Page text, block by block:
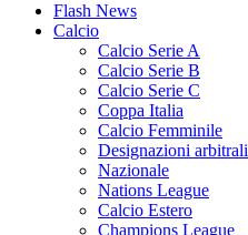
Flash News
Calcio
Calcio Serie A
Calcio Serie B
Calcio Serie C
Coppa Italia
Calcio Femminile
Designazioni arbitrali
Nazionale
Nations League
Calcio Estero
Champions League